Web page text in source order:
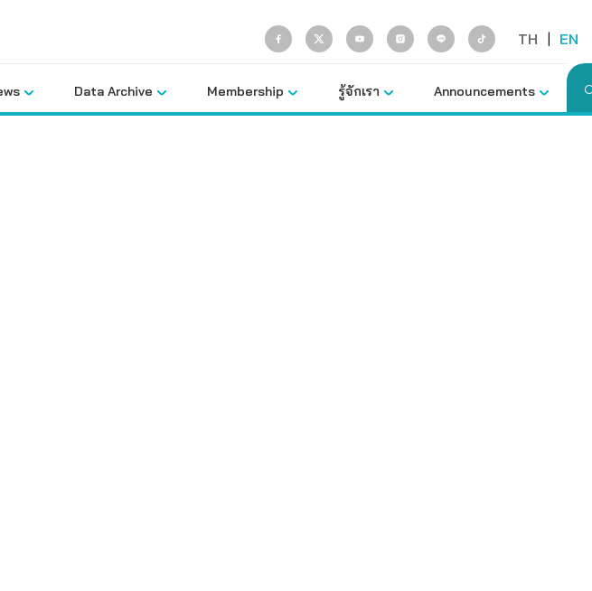
TH | EN
Data Archive Membership รู้จักเรา Announcements